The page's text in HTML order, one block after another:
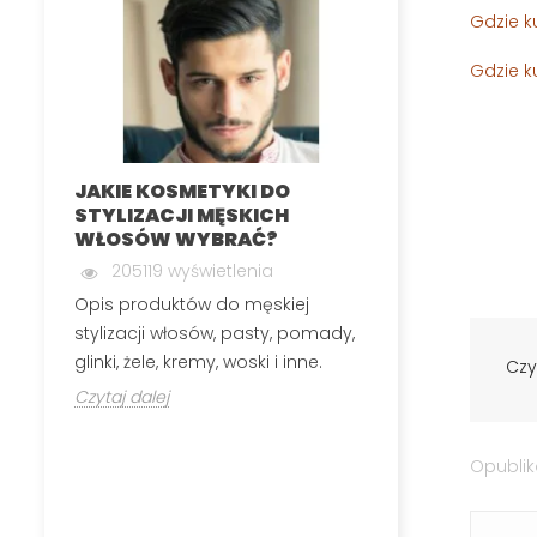
JAKIE KOSMETYKI DO
STYLIZACJI MĘSKICH
WŁOSÓW WYBRAĆ?
205119 wyświetlenia
Opis produktów do męskiej
stylizacji włosów, pasty, pomady,
glinki, żele, kremy, woski i inne.
Czytaj dalej
Gdzie
Gdzie